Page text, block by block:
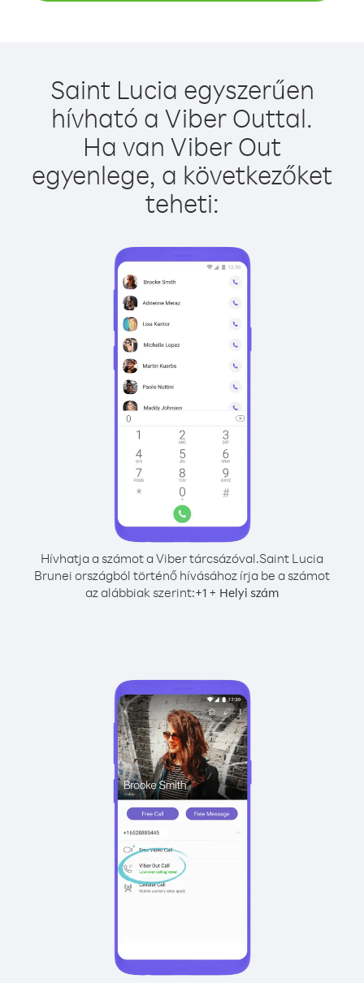
Saint Lucia egyszerűen
hívható a Viber Outtal.
Ha van Viber Out
egyenlege, a következőket
teheti:
Hívhatja a számot a Viber tárcsázóval.Saint Lucia
Brunei országból történő hívásához írja be a számot
az alábbiak szerint:+1 + Helyi szám